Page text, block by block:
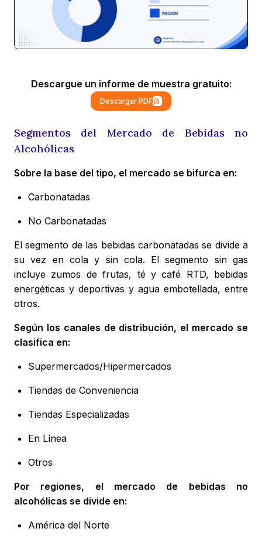
Descargue un informe de muestra gratuito:
Descargar PDF
Segmentos del Mercado de Bebidas no
Alcohólicas
Sobre la base del tipo, el mercado se bifurca en:
Carbonatadas
No Carbonatadas
El segmento de las bebidas carbonatadas se divide a
su vez en cola y sin cola. El segmento sin gas
incluye zumos de frutas, té y café RTD, bebidas
energéticas y deportivas y agua embotellada, entre
otros.
Según los canales de distribución, el mercado se
clasifica en:
Supermercados/Hipermercados
Tiendas de Conveniencia
Tiendas Especializadas
En Línea
Otros
Por regiones, el mercado de bebidas no
alcohólicas se divide en:
América del Norte